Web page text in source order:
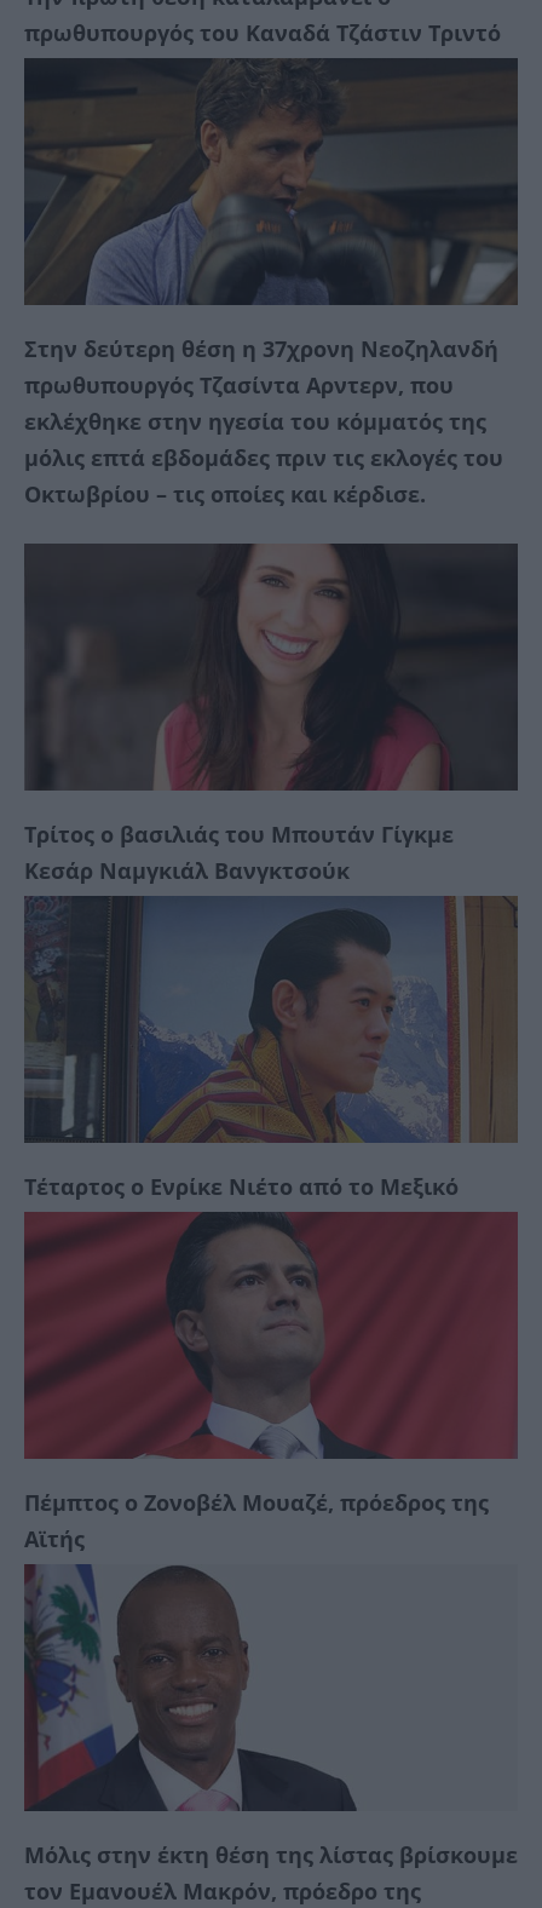
πρωθυπουργός του Καναδά Τζάστιν Τριντό
Στην δεύτερη θέση η 37χρονη Νεοζηλανδή
πρωθυπουργός Τζασίντα Αρντερν, που
εκλέχθηκε στην ηγεσία του κόμματός της
μόλις επτά εβδομάδες πριν τις εκλογές του
Οκτωβρίου – τις οποίες και κέρδισε.
Τρίτος ο βασιλιάς του Μπουτάν Γίγκμε
Κεσάρ Ναμγκιάλ Βανγκτσούκ
Τέταρτος ο Ενρίκε Νιέτο από το Μεξικό
Πέμπτος ο Ζονοβέλ Μουαζέ, πρόεδρος της
Αϊτής
Μόλις στην έκτη θέση της λίστας βρίσκουμε
τον Εμανουέλ Μακρόν, πρόεδρο της